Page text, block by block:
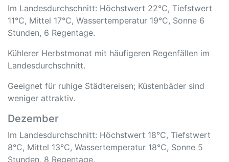
Im Landesdurchschnitt: Höchstwert 22°C, Tiefstwert
11°C, Mittel 17°C, Wassertemperatur 19°C, Sonne 6
Stunden, 6 Regentage.
Kühlerer Herbstmonat mit häufigeren Regenfällen im
Landesdurchschnitt.
Geeignet für ruhige Städtereisen; Küstenbäder sind
weniger attraktiv.
Dezember
Im Landesdurchschnitt: Höchstwert 18°C, Tiefstwert
8°C, Mittel 13°C, Wassertemperatur 18°C, Sonne 5
Stunden, 8 Regentage.